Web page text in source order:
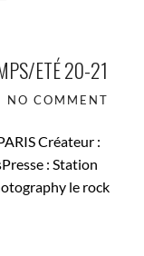
ETÉ 20-21
NO COMMENT
Créateur :
: Station
le rock